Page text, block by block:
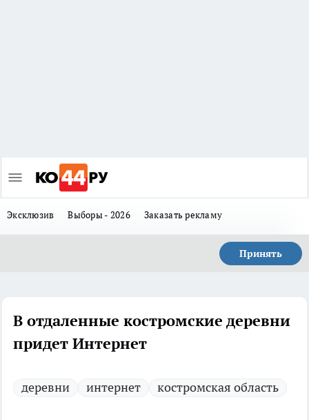
Эксклюзив Выборы - 2026 Заказать рекламу
Принять
В отдаленные костромские деревни
придет Интернет
деревни интернет костромская область